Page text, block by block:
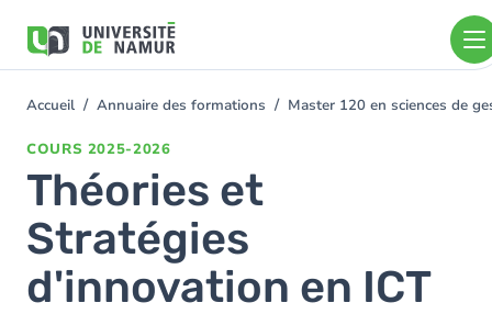
contenu
You
Accueil Annuaire des formations Master 120 en sciences de
COURS 2025-2026
Théories et
Stratégies
d'innovation en ICT